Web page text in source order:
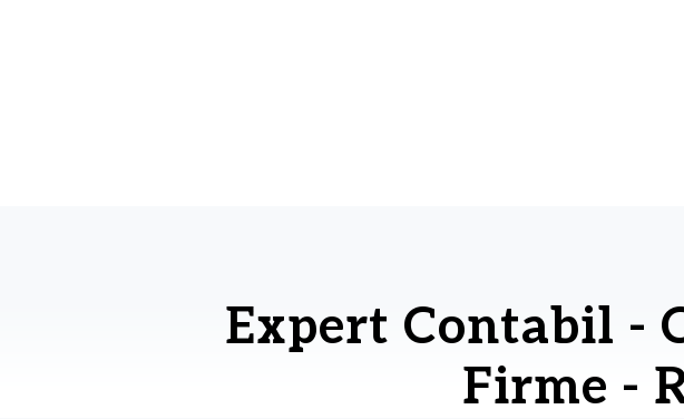
Expert Contabil -
Firme -